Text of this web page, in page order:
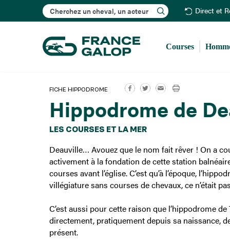
Rechercher Direct et
Courses
FICHE HIPPODROME
Hippodrome de
LES COURSES ET LA MER
Deauville… Avouez que le nom fait rêver ! On a
activement à la fondation de cette station
courses avant l’église. C’est qu’à l’époque,
villégiature sans courses de chevaux, ce n’était
C’est aussi pour cette raison que l’hippodrome
directement, pratiquement depuis sa naissance,
présent.